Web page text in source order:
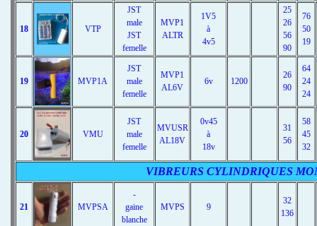
18 VTP
JST
male
JST
femelle
MVP1
ALTR
1V5
à
4v5
25
26
56
90
76
50
19
19 MVP1A
JST
male
femelle
MVP1
AL6V
6v 1200
26
90
64
24
24
20 VMU
JST
male
femelle
MVUSR
AL18V
0v45
à
18v
31
56
58
45
32
VIBREURS CYLINDRIQUES
21 MVPSA
-
gaine
blanche
MVPS 9
32
136